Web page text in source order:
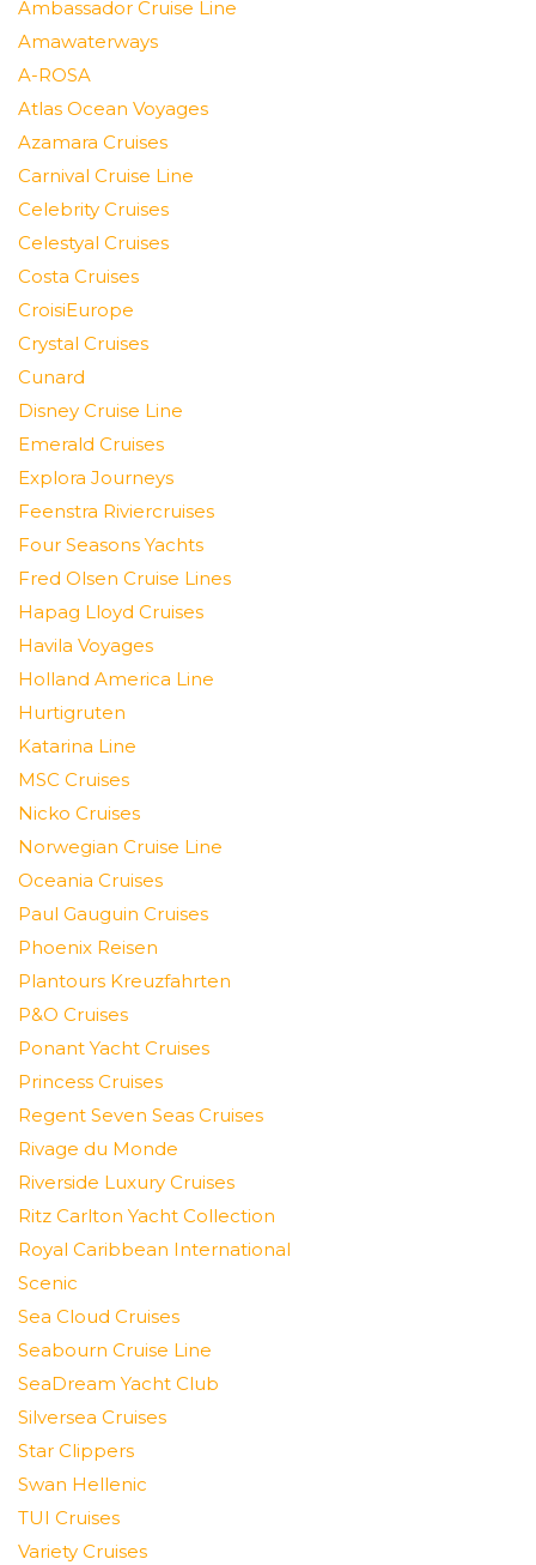
Ambassador Cruise Line
Amawaterways
A-ROSA
Atlas Ocean Voyages
Azamara Cruises
Carnival Cruise Line
Celebrity Cruises
Celestyal Cruises
Costa Cruises
CroisiEurope
Crystal Cruises
Cunard
Disney Cruise Line
Emerald Cruises
Explora Journeys
Feenstra Riviercruises
Four Seasons Yachts
Fred Olsen Cruise Lines
Hapag Lloyd Cruises
Havila Voyages
Holland America Line
Hurtigruten
Katarina Line
MSC Cruises
Nicko Cruises
Norwegian Cruise Line
Oceania Cruises
Paul Gauguin Cruises
Phoenix Reisen
Plantours Kreuzfahrten
P&O Cruises
Ponant Yacht Cruises
Princess Cruises
Regent Seven Seas Cruises
Rivage du Monde
Riverside Luxury Cruises
Ritz Carlton Yacht Collection
Royal Caribbean International
Scenic
Sea Cloud Cruises
Seabourn Cruise Line
SeaDream Yacht Club
Silversea Cruises
Star Clippers
Swan Hellenic
TUI Cruises
Variety Cruises